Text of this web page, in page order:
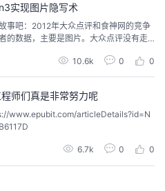
实现图片隐写术
事吧：2012年大众点评和食神网的竞争
的数据，主要是图片。大众点评没有走
片中用隐写术嵌入了大众点评的版权信
的图片:提取该图片的绿色分量：取绿
10.6k 0 0
师们真是非常努力呢
www.epubit.com/articleDetails?id=N
6.7k 0 0